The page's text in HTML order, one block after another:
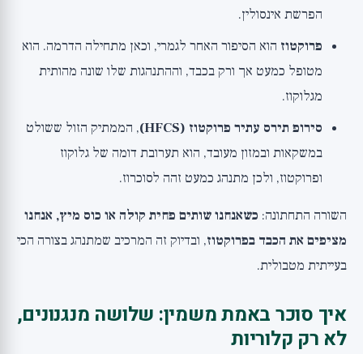
הפרשת אינסולין.
פרוקטוז הוא הסיפור האחר לגמרי, וכאן מתחילה הדרמה. הוא
מטופל כמעט אך ורק בכבד, וההתנהגות שלו שונה מהותית
מגלוקוז.
סירופ תירס עתיר פרוקטוז (HFCS)
, הממתיק הזול ששולט
במשקאות ובמזון מעובד, הוא תערובת דומה של גלוקוז
ופרוקטוז, ולכן מתנהג כמעט זהה לסוכרוז.
השורה התחתונה: כשאנחנו שותים פחית קולה או כוס מיץ, אנחנו
מציפים את הכבד בפרוקטוז, ובדיוק זה המרכיב שמתנהג בצורה הכי
בעייתית מטבולית.
איך סוכר באמת משמין: שלושה מנגנונים,
לא רק קלוריות